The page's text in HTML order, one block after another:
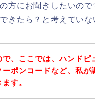
方にお聞きしたいの
きたら？と考えていな
で、ここでは、ハンド
ーポンコードなど、私が
す。